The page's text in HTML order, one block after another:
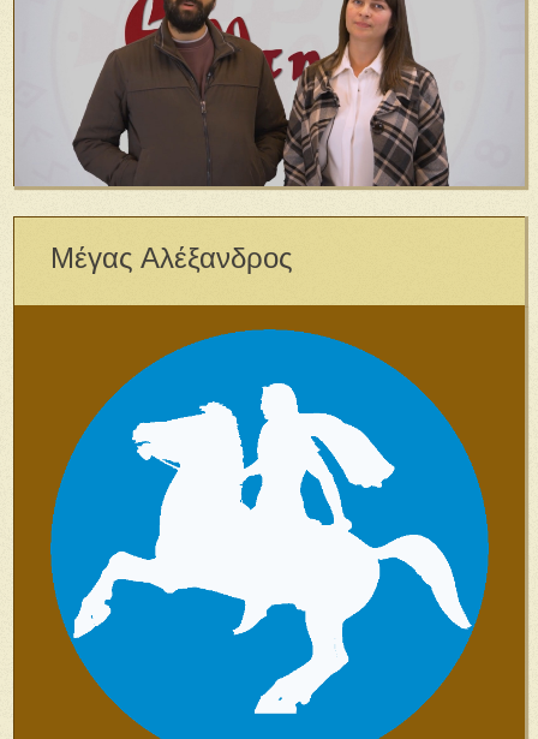
Μέγας Αλέξανδρος